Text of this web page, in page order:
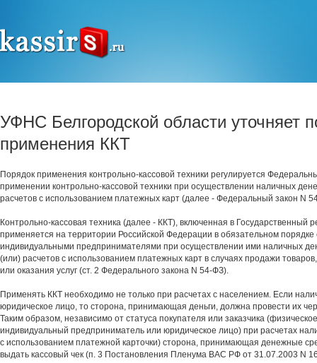
УФНС Белгородской области уточняет
применения ККТ
Порядок применения контрольно-кассовой техники регулируется
применении контрольно-кассовой техники при осуществлении наличных
расчетов с использованием платежных карт (далее - Федеральный закон N
Контрольно-кассовая техника (далее - ККТ), включенная в Государственный
применяется на территории Российской Федерации в обязательном порядке
индивидуальными предпринимателями при осуществлении ими наличных
(или) расчетов с использованием платежных карт в случаях продажи
или оказания услуг (ст. 2 Федерального закона N 54-ФЗ).
Применять ККТ необходимо не только при расчетах с населением. Если
юридическое лицо, то сторона, принимающая деньги, должна провести их
Таким образом, независимо от статуса покупателя или заказчика
индивидуальный предприниматель или юридическое лицо) при расчетах
с использованием платежной карточки) сторона, принимающая денежные
выдать кассовый чек (п. 3 Постановления Пленума ВАС РФ от 31.07.2003 N